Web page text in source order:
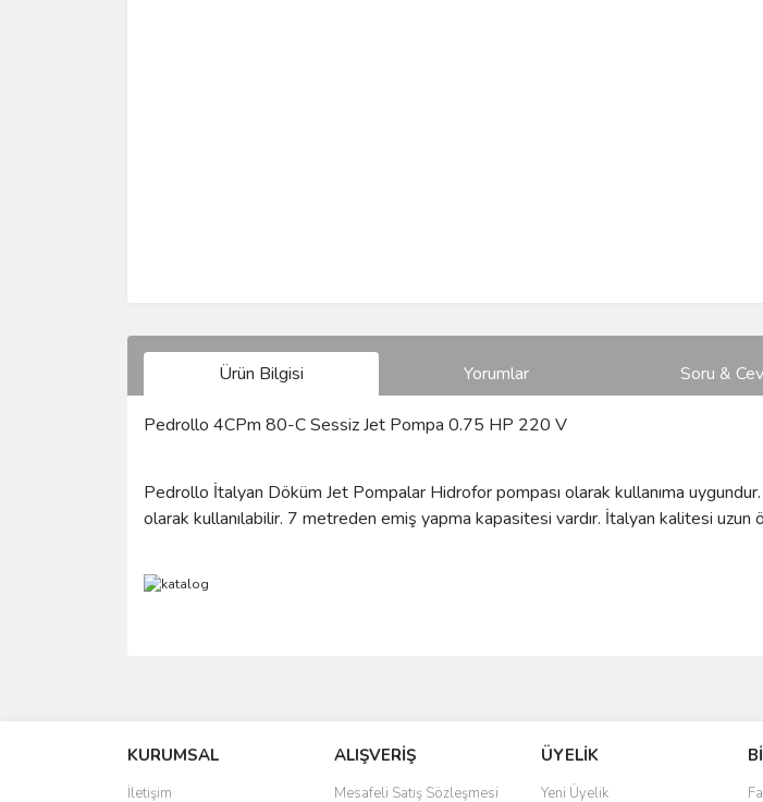
Ürün Bilgisi Yorumlar Soru &
Pedrollo 4CPm 80-C Sessiz Jet Pompa 0.75 HP 220 V
Pedrollo İtalyan Döküm Jet Pompalar Hidrofor pompası olarak kullanıma
olarak kullanılabilir. 7 metreden emiş yapma kapasitesi vardır. İtalyan kalitesi uzun
Ürün resmi kalitesiz, bozuk veya görüntülenemiyor.
Ürün açıklamasında eksik bilgiler bulunuyor.
KURUMSAL
İletişim
ALIŞVERİŞ
Mesafeli Satış Sözleşmesi
ÜYELİK
Yeni Üyelik